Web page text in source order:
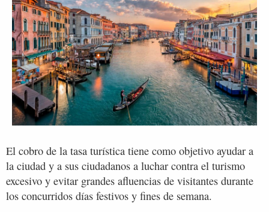
El cobro de la tasa turística tiene como objetivo ayudar a
la ciudad y a sus ciudadanos a luchar contra el turismo
excesivo y evitar grandes afluencias de visitantes durante
los concurridos días festivos y fines de semana.